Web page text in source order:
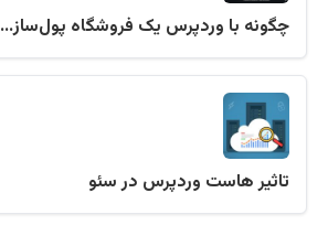
چگونه با وردپرس یک فروشگاه پول‌ساز…
تاثیر هاست وردپرس در سئو